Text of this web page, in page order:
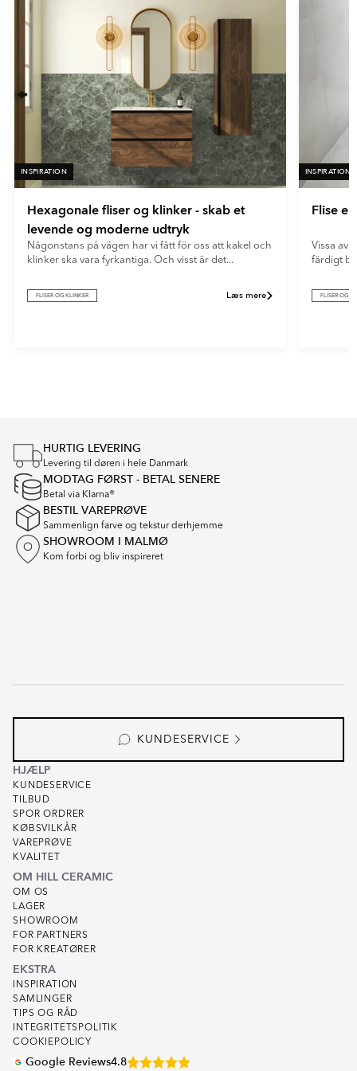
En meget mat overflade med minimal lysrefleksion. Ultramatte
fliser giver et blødt og moderne udtryk og skjuler effektivt
fingeraftryk og genskin.
INSPIRATION
Hexagonale fliser og klinker - skab et
levende og moderne udtryk
Någonstans på vägen har vi fått för oss att kakel och
klinker ska vara fyrkantiga. Och visst är det...
FLISER OG KLINKER Læs mere
INSPIRATION
Flise
Vissa av
färdigt
FLISER OG
HURTIG LEVERING
Levering til døren i hele Danmark
MODTAG FØRST - BETAL SENERE
Betal via Klarna®
BESTIL VAREPRØVE
Sammenlign farve og tekstur derhjemme
SHOWROOM I MALMØ
Kom forbi og bliv inspireret
KUNDESERVICE
HJÆLP
KUNDESERVICE
TILBUD
SPOR ORDRER
KØBSVILKÅR
VAREPRØVE
KVALITET
OM HILL CERAMIC
OM OS
LAGER
SHOWROOM
FOR PARTNERS
FOR KREATØRER
EKSTRA
INSPIRATION
SAMLINGER
TIPS OG RÅD
INTEGRITETSPOLITIK
COOKIEPOLICY
Google Reviews4.8